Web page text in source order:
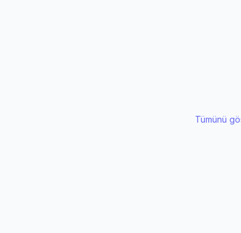
Tümünü